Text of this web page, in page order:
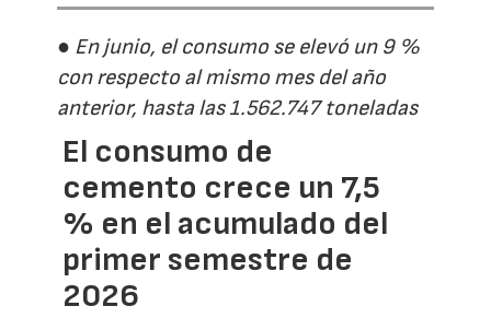
● En junio, el consumo se elevó un 9 %
con respecto al mismo mes del año
anterior, hasta las 1.562.747 toneladas
El consumo de
cemento crece un 7,5
% en el acumulado del
primer semestre de
2026